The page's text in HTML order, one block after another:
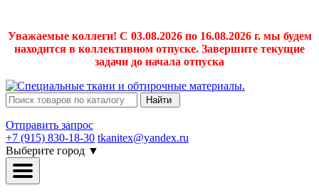
Уважаемые коллеги! С 03.08.2026 по 16.08.2026 г. мы будем
находится в коллективном отпуске. Завершите текущие
задачи до начала отпуска
Найти
Отправить запрос
+7 (915) 830-18-30 tkanitex@yandex.ru
Выберите город ▼